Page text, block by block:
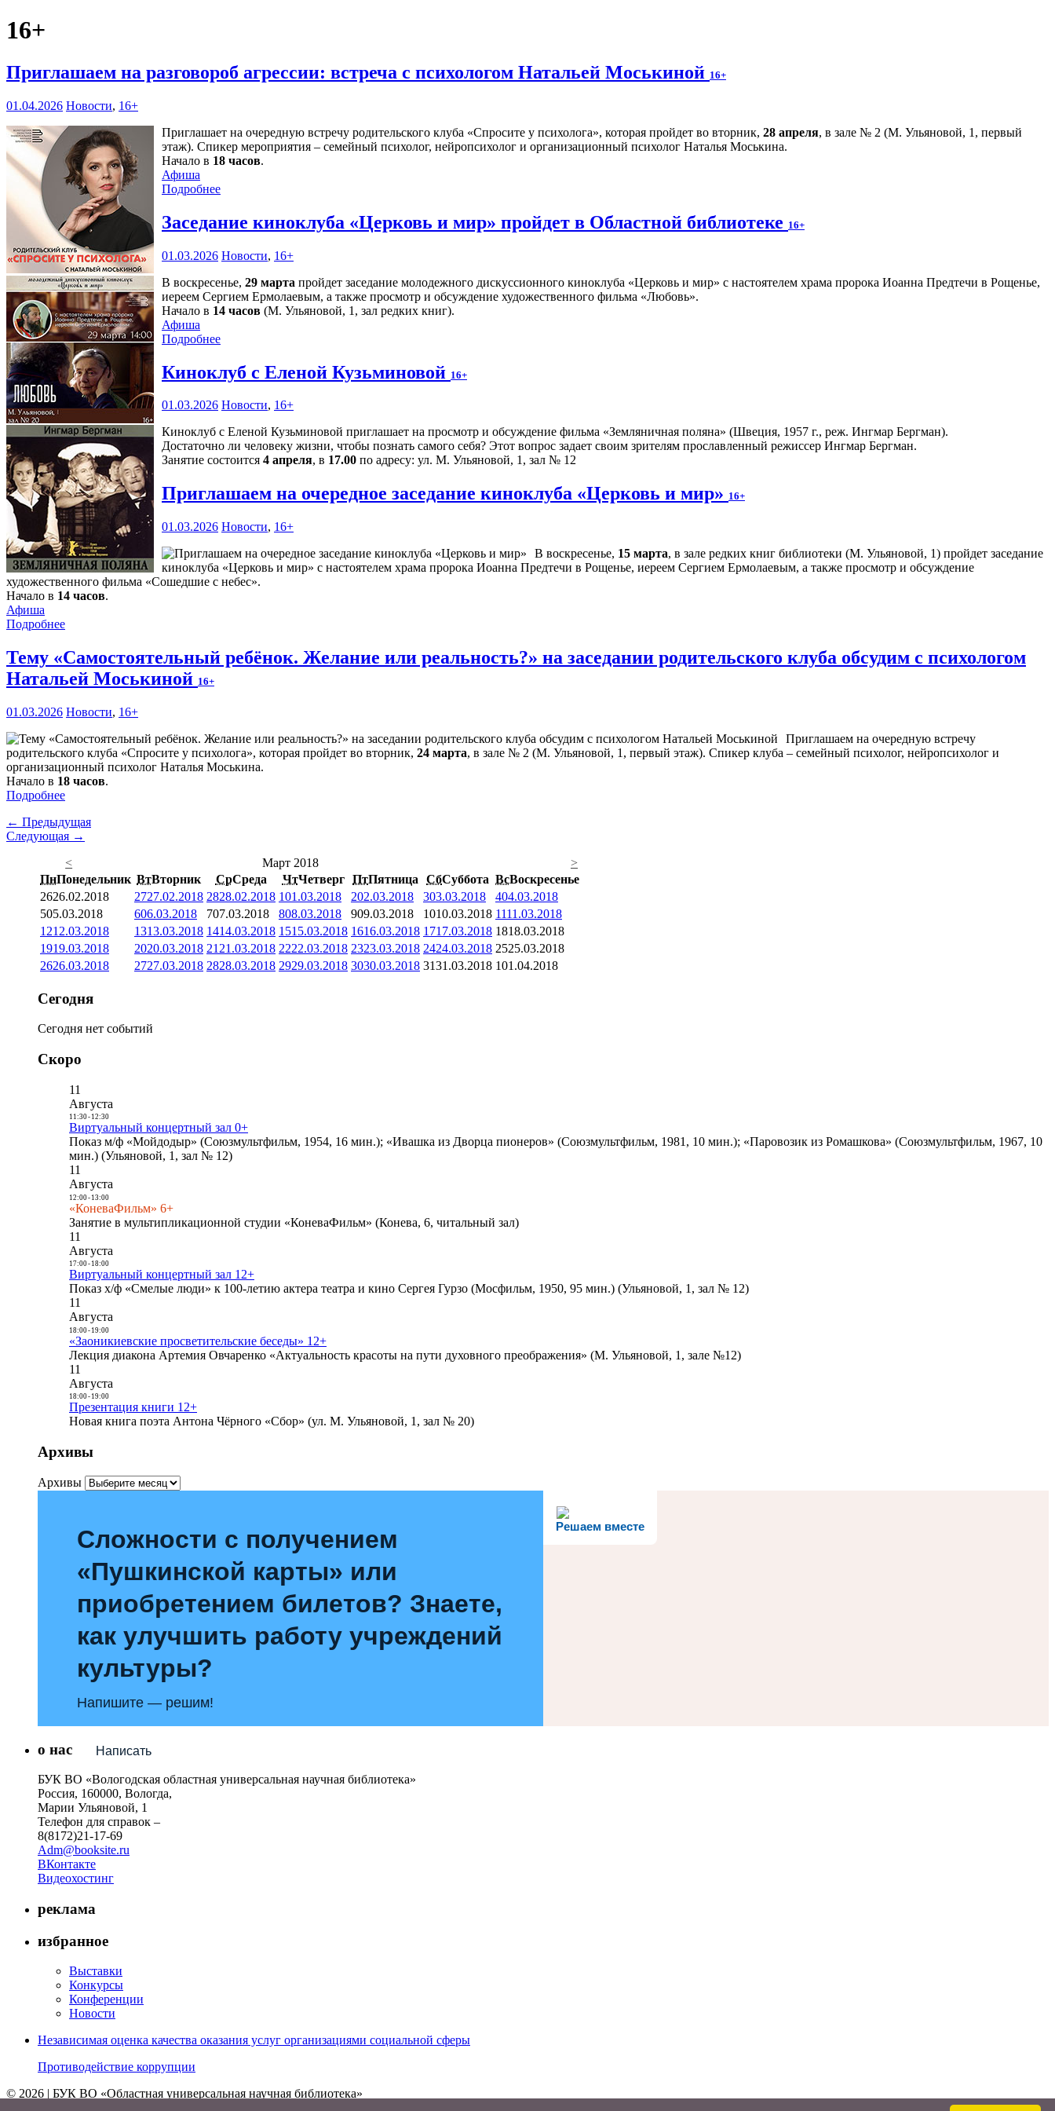
16+
Приглашаем на разговороб агрессии: встреча с психологом Натальей Моськиной 16+
01.04.2026 Новости, 16+
Приглашает на очередную встречу родительского клуба «Спросите у психолога», которая пройдет во вторник, 28 апреля, в зале № 2 (М. Ульяновой, 1, первый
этаж). Спикер мероприятия – семейный психолог, нейропсихолог и организационный психолог Наталья Моськина.
Начало в 18 часов.
Афиша
Подробнее
Заседание киноклуба «Церковь и мир» пройдет в Областной библиотеке 16+
01.03.2026 Новости, 16+
В воскресенье, 29 марта пройдет заседание молодежного дискуссионного киноклуба «Церковь и мир» с настоятелем храма пророка Иоанна Предтечи в Рощенье,
иереем Сергием Ермолаевым, а также просмотр и обсуждение художественного фильма «Любовь».
Начало в 14 часов (М. Ульяновой, 1, зал редких книг).
Афиша
Подробнее
Киноклуб с Еленой Кузьминовой 16+
01.03.2026 Новости, 16+
Киноклуб с Еленой Кузьминовой приглашает на просмотр и обсуждение фильма «Земляничная поляна» (Швеция, 1957 г., реж. Ингмар Бергман).
Достаточно ли человеку жизни, чтобы познать самого себя? Этот вопрос задает своим зрителям прославленный режиссер Ингмар Бергман.
Занятие состоится 4 апреля, в 17.00 по адресу: ул. М. Ульяновой, 1, зал № 12
Приглашаем на очередное заседание киноклуба «Церковь и мир» 16+
01.03.2026 Новости, 16+
В воскресенье, 15 марта, в зале редких книг библиотеки (М. Ульяновой, 1) пройдет заседание
киноклуба «Церковь и мир» с настоятелем храма пророка Иоанна Предтечи в Рощенье, иереем Сергием Ермолаевым, а также просмотр и обсуждение
художественного фильма «Сошедшие с небес».
Начало в 14 часов.
Афиша
Подробнее
Тему «Самостоятельный ребёнок. Желание или реальность?» на заседании родительского клуба обсудим с психологом
Натальей Моськиной 16+
01.03.2026 Новости, 16+
Приглашаем на очередную встречу
родительского клуба «Спросите у психолога», которая пройдет во вторник, 24 марта, в зале № 2 (М. Ульяновой, 1, первый этаж). Спикер клуба – семейный психолог, нейропсихолог и
организационный психолог Наталья Моськина.
Начало в 18 часов.
Подробнее
← Предыдущая
Следующая →
<
Март 2018
>
ПнПонедельник ВтВторник СрСреда ЧтЧетверг ПтПятница СбСуббота ВсВоскресенье
2626.02.2018 2727.02.2018 2828.02.2018 101.03.2018 202.03.2018 303.03.2018 404.03.2018
505.03.2018 606.03.2018 707.03.2018 808.03.2018 909.03.2018 1010.03.2018 1111.03.2018
1212.03.2018 1313.03.2018 1414.03.2018 1515.03.2018 1616.03.2018 1717.03.2018 1818.03.2018
1919.03.2018 2020.03.2018 21 21.03.2018 2222.03.2018 2323.03.2018 2424.03.2018 2525.03.2018
2626.03.2018 2727.03.2018 2828.03.2018 2929.03.2018 3030.03.2018 3131.03.2018 101.04.2018
Сегодня
Сегодня нет событий
Скоро
11
Августа
11:30- 12:30
Виртуальный концертный зал 0+
Показ м/ф «Мойдодыр» (Союзмультфильм, 1954, 16 мин.); «Ивашка из Дворца пионеров» (Союзмультфильм, 1981, 10 мин.); «Паровозик из Ромашкова» (Союзмультфильм, 1967, 10
мин.) (Ульяновой, 1, зал № 12)
11
Августа
12:00- 13:00
«КоневаФильм» 6+
Занятие в мультипликационной студии «КоневаФильм» (Конева, 6, читальный зал)
11
Августа
17:00- 18:00
Виртуальный концертный зал 12+
Показ х/ф «Смелые люди» к 100-летию актера театра и кино Сергея Гурзо (Мосфильм, 1950, 95 мин.) (Ульяновой, 1, зал № 12)
11
Августа
18:00- 19:00
«Заоникиевские просветительские беседы» 12+
Лекция диакона Артемия Овчаренко «Актуальность красоты на пути духовного преображения» (М. Ульяновой, 1, зале №12)
11
Августа
18:00- 19:00
Презентация книги 12+
Новая книга поэта Антона Чёрного «Сбор» (ул. М. Ульяновой, 1, зал № 20)
Архивы
Архивы
Решаем вместе
Сложности с получением
«Пушкинской карты» или
приобретением билетов? Знаете,
как улучшить работу учреждений
культуры?
Напишите — решим!
Написать
о нас
БУК ВО «Вологодская областная универсальная научная библиотека»
Россия, 160000, Вологда,
Марии Ульяновой, 1
Телефон для справок –
8(8172)21-17-69
Adm@booksite.ru
ВКонтакте
Видеохостинг
реклама
избранное
Выставки
Конкурсы
Конференции
Новости
Независимая оценка качества оказания услуг организациями социальной сферы
Противодействие коррупции
© 2026 | БУК ВО «Областная универсальная научная библиотека»